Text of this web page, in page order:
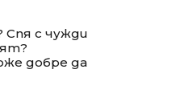
Спя с чужди
добре да